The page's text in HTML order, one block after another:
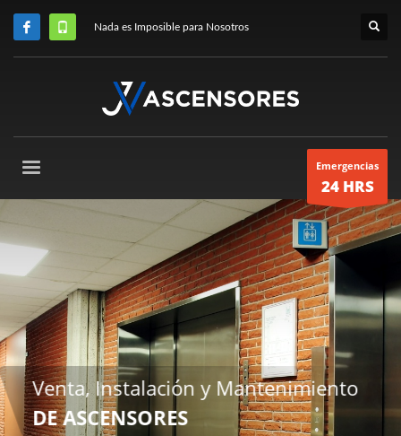
Nada es Imposible para Nosotros
Emergencias
24 HRS